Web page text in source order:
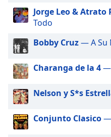
modal
window.
Beginning
dialog
window.
cancel
and
close
Jorge Leo & Atrato
Todo
Bobby Cruz— A Su
Charanga de la 4—
Nelson y S*s
Conjunto Clasico—